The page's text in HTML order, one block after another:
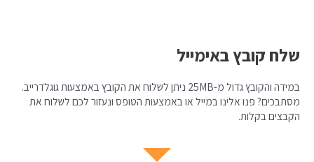
שלח קובץ באימייל
במידה והקובץ גדול מ-25MB ניתן לשלוח את הקובץ באמצעות גוגלדרייב.
מסתבכים? פנו אלינו במייל או באמצעות הטופס ונעזור לכם לשלוח את
הקבצים בקלות.